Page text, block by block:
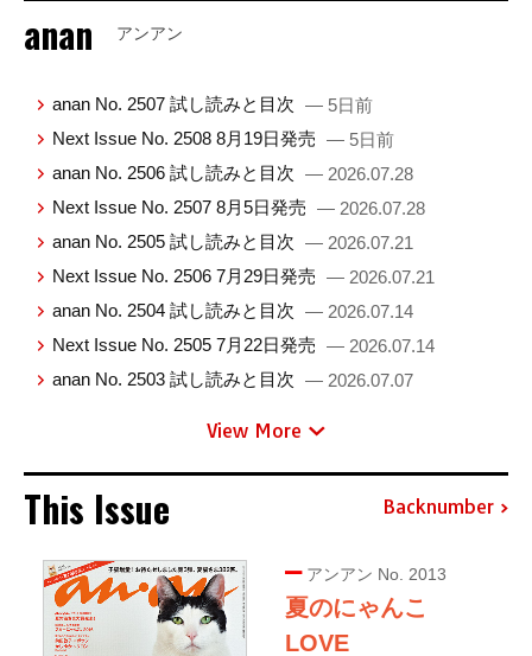
anan アンアン
anan No. 2507 試し読みと目次 — 5日前
Next Issue No. 2508 8月19日発売 — 5日前
anan No. 2506 試し読みと目次 — 2026.07.28
Next Issue No. 2507 8月5日発売 — 2026.07.28
anan No. 2505 試し読みと目次 — 2026.07.21
Next Issue No. 2506 7月29日発売 — 2026.07.21
anan No. 2504 試し読みと目次 — 2026.07.14
Next Issue No. 2505 7月22日発売 — 2026.07.14
anan No. 2503 試し読みと目次 — 2026.07.07
View More
This Issue Backnumber
アンアン No. 2013
夏のにゃんこ
LOVE